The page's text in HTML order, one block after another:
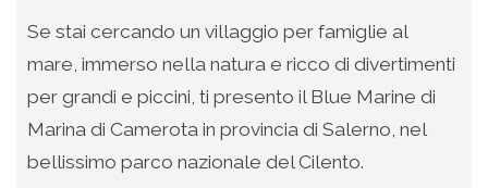
Se stai cercando un villaggio per famiglie al
mare, immerso nella natura e ricco di divertimenti
per grandi e piccini, ti presento il Blue Marine di
Marina di Camerota in provincia di Salerno, nel
bellissimo parco nazionale del Cilento.